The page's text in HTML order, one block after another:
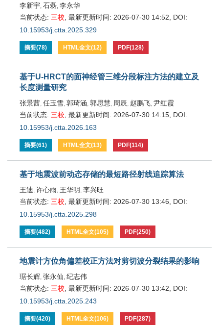
李新宇, 石磊, 李永华
当前状态: 三校 最新更新时间: 2026-07-30 14:52
DOI:
10.15953/j.ctta.2025.329
摘要(78) HTML全文(12) PDF(128)
基于U-HRCT的面神经管三维分段标注方法的建立及
长度测量研究
张景茜, 任玉雪, 郭琦涵, 郭思慧, 周辰, 赵鹏飞, 尹红霞
当前状态: 三校 最新更新时间: 2026-07-30 14:15 DOI:
10.15953/j.ctta.2026.163
摘要(61) HTML全文(13) PDF(114)
基于地震波前动态存储的最短路径射线追踪算法
王迪 , 许心雨, 王华明 , 李兴旺
当前状态: 三校 最新更新时间: 2026-07-30 13:46
DOI:
10.15953/j.ctta.2025.298
摘要(482) HTML全文(105) PDF(250)
地震计方位角偏差校正方法对剪切波分裂结果的影响
琚长辉, 张永仙, 纪志伟
当前状态: 三校 最新更新时间: 2026-07-30 13:42
DOI:
10.15953/j.ctta.2025.243
摘要(420) HTML全文(106) PDF(287)